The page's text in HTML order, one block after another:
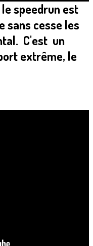
speedrun est
sans cesse les
. C'est un
extrême, le